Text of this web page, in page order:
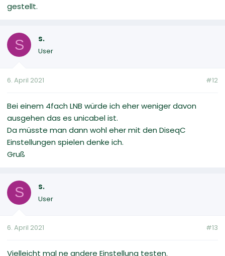
gestellt.
S s.
User
6. April 2021 #12
Bei einem 4fach LNB würde ich eher weniger davon
ausgehen das es unicabel ist.
Da müsste man dann wohl eher mit den DiseqC
Einstellungen spielen denke ich.
Gruß
S s.
User
6. April 2021 #13
Vielleicht mal ne andere Einstellung testen.